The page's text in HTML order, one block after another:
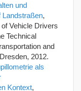
und
Landstraßen,
Vehicle Drivers
Technical
and
2012.
als
Kontext,